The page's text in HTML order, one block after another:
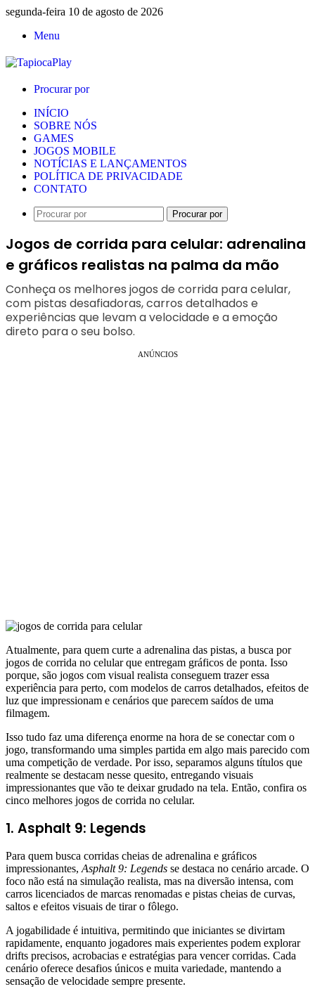
segunda-feira 10 de agosto de 2026
Menu
Procurar por
INÍCIO
SOBRE NÓS
GAMES
JOGOS MOBILE
NOTÍCIAS E LANÇAMENTOS
POLÍTICA DE PRIVACIDADE
CONTATO
Procurar por
Jogos de corrida para celular: adrenalina
e gráficos realistas na palma da mão
Conheça os melhores jogos de corrida para celular,
com pistas desafiadoras, carros detalhados e
experiências que levam a velocidade e a emoção
direto para o seu bolso.
ANÚNCIOS
Atualmente, para quem curte a adrenalina das pistas, a busca por
jogos de corrida no celular que entregam gráficos de ponta. Isso
porque, são jogos com visual realista conseguem trazer essa
experiência para perto, com modelos de carros detalhados, efeitos de
luz que impressionam e cenários que parecem saídos de uma
filmagem.
Isso tudo faz uma diferença enorme na hora de se conectar com o
jogo, transformando uma simples partida em algo mais parecido com
uma competição de verdade. Por isso, separamos alguns títulos que
realmente se destacam nesse quesito, entregando visuais
impressionantes que vão te deixar grudado na tela. Então, confira os
cinco melhores jogos de corrida no celular.
1. Asphalt 9: Legends
Para quem busca corridas cheias de adrenalina e gráficos
impressionantes, Asphalt 9: Legends se destaca no cenário arcade. O
foco não está na simulação realista, mas na diversão intensa, com
carros licenciados de marcas renomadas e pistas cheias de curvas,
saltos e efeitos visuais de tirar o fôlego.
A jogabilidade é intuitiva, permitindo que iniciantes se divirtam
rapidamente, enquanto jogadores mais experientes podem explorar
drifts precisos, acrobacias e estratégias para vencer corridas. Cada
cenário oferece desafios únicos e muita variedade, mantendo a
sensação de velocidade sempre presente.